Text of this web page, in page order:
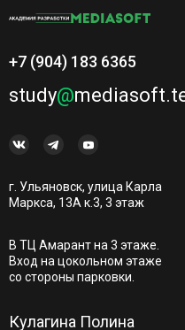
+7 (904) 183 6365
study@
г. Ульяновск, улица Карла
Маркса, 13А к.3, 3 этаж
В ТЦ Амарант на 3 этаже.
Вход на цокольном этаже
со стороны парковки.
Кулагина Полина